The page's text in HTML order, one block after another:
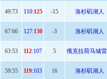
49:73 110:125 -15 洛杉矶湖人
67:66 127:130 -3 洛杉矶湖人
63:53 112:107 5 俄克拉荷马城
59:55 119:103 16 洛杉矶湖人